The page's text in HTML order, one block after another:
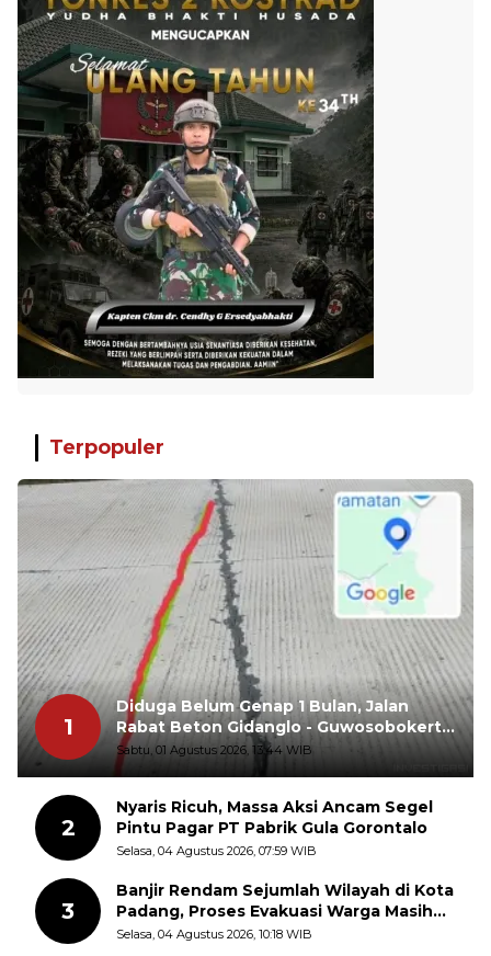
Terpopuler
1
Diduga Belum Genap 1 Bulan, Jalan
Rabat Beton Gidanglo - Guwosobokerto
Sudah Pecah
Sabtu, 01 Agustus 2026, 13:44 WIB
2
Nyaris Ricuh, Massa Aksi Ancam Segel
Pintu Pagar PT Pabrik Gula Gorontalo
Selasa, 04 Agustus 2026, 07:59 WIB
3
Banjir Rendam Sejumlah Wilayah di Kota
Padang, Proses Evakuasi Warga Masih
Berlangsung
Selasa, 04 Agustus 2026, 10:18 WIB